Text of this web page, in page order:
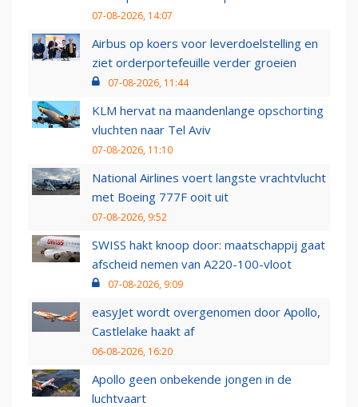
07-08-2026, 14:07
Airbus op koers voor leverdoelstelling en
ziet orderportefeuille verder groeien
07-08-2026, 11:44
KLM hervat na maandenlange opschorting
vluchten naar Tel Aviv
07-08-2026, 11:10
National Airlines voert langste vrachtvlucht
met Boeing 777F ooit uit
07-08-2026, 9:52
SWISS hakt knoop door: maatschappij gaat
afscheid nemen van A220-100-vloot
07-08-2026, 9:09
easyJet wordt overgenomen door Apollo,
Castlelake haakt af
06-08-2026, 16:20
Apollo geen onbekende jongen in de
luchtvaart